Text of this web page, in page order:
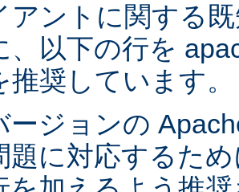
アントに関する
、以下の行を
推奨しています。
ージョンの
題に対応するた